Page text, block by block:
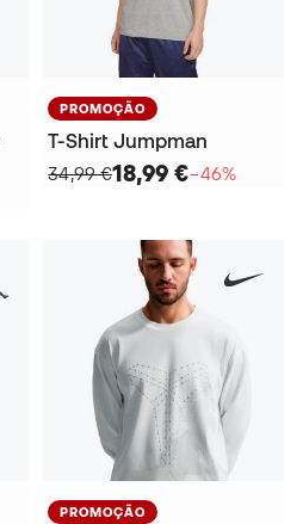
PROMOÇÃO
T-Shirt Jumpman
34,99 €18,99 €−46%
PROMOÇÃO